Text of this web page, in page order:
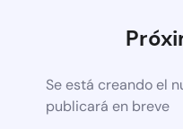
Se está creando el
publicará en breve